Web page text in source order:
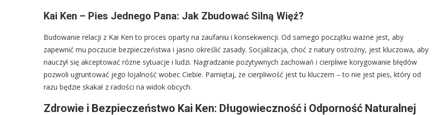
Kai Ken – Pies Jednego Pana: Jak Zbudować Silną Więź?
Budowanie relacji z Kai Ken to proces oparty na zaufaniu i konsekwencji. Od samego początku ważne jest, aby
zapewnić mu poczucie bezpieczeństwa i jasno określić zasady. Socjalizacja, choć z natury ostrożny, jest kluczowa, aby
nauczył się akceptować różne sytuacje i ludzi. Nagradzanie pozytywnych zachowań i cierpliwe korygowanie błędów
pozwoli ugruntować jego lojalność wobec Ciebie. Pamiętaj, że cierpliwość jest tu kluczem – to nie jest pies, który od
razu będzie skakał z radości na widok obcych.
Zdrowie i Bezpieczeństwo Kai Ken: Długowieczność i Odporność Naturalnej